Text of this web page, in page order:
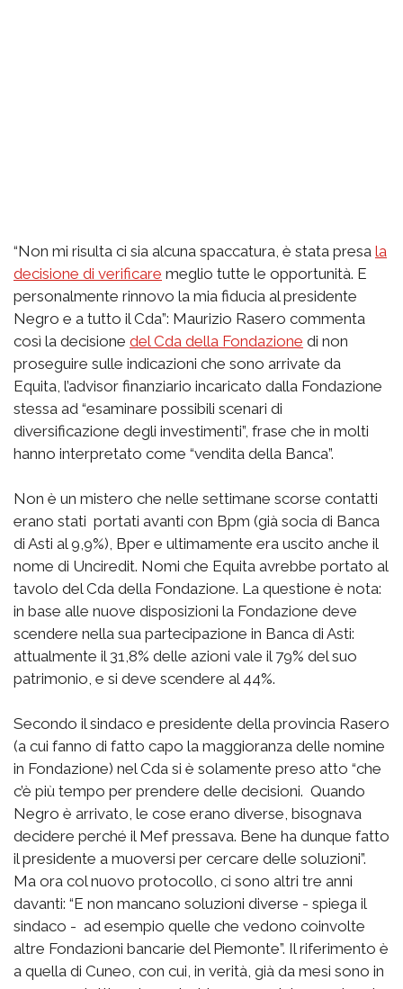
“Non mi risulta ci sia alcuna spaccatura, è stata presa la
decisione di verificare meglio tutte le opportunità. E
personalmente rinnovo la mia fiducia al presidente
Negro e a tutto il Cda”: Maurizio Rasero commenta
così la decisione del Cda della Fondazione di non
proseguire sulle indicazioni che sono arrivate da
Equita, l’advisor finanziario incaricato dalla Fondazione
stessa ad “esaminare possibili scenari di
diversificazione degli investimenti”, frase che in molti
hanno interpretato come “vendita della Banca”.
Non è un mistero che nelle settimane scorse contatti
erano stati portati avanti con Bpm (già socia di Banca
di Asti al 9,9%), Bper e ultimamente era uscito anche il
nome di Unciredit. Nomi che Equita avrebbe portato al
tavolo del Cda della Fondazione. La questione è nota:
in base alle nuove disposizioni la Fondazione deve
scendere nella sua partecipazione in Banca di Asti:
attualmente il 31,8% delle azioni vale il 79% del suo
patrimonio, e si deve scendere al 44%.
Secondo il sindaco e presidente della provincia Rasero
(a cui fanno di fatto capo la maggioranza delle nomine
in Fondazione) nel Cda si è solamente preso atto “che
c’è più tempo per prendere delle decisioni. Quando
Negro è arrivato, le cose erano diverse, bisognava
decidere perché il Mef pressava. Bene ha dunque fatto
il presidente a muoversi per cercare delle soluzioni”.
Ma ora col nuovo protocollo, ci sono altri tre anni
davanti: “E non mancano soluzioni diverse - spiega il
sindaco - ad esempio quelle che vedono coinvolte
altre Fondazioni bancarie del Piemonte”. Il riferimento è
a quella di Cuneo, con cui, in verità, già da mesi sono in